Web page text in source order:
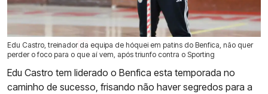
Edu Castro, treinador da equipa de hóquei em patins do Benfica, não quer
perder o foco para o que aí vem, após triunfo contra o Sporting
27 Fev 2026 | 17:42 | 0
Edu Castro tem liderado o Benfica esta temporada no
caminho de sucesso, frisando não haver segredos para a